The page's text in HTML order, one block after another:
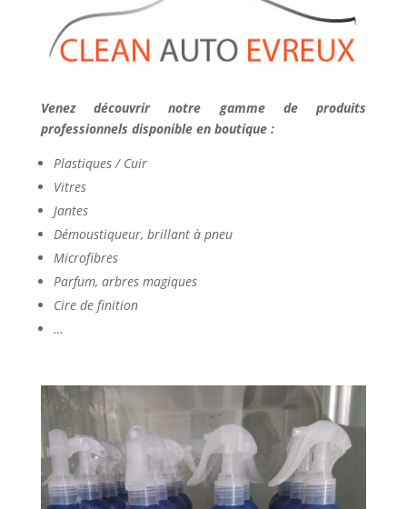
Venez découvrir notre gamme de produits
professionnels disponible en boutique :
Plastiques / Cuir
Vitres
Jantes
Démoustiqueur, brillant à pneu
Microfibres
Parfum, arbres magiques
Cire de finition
…